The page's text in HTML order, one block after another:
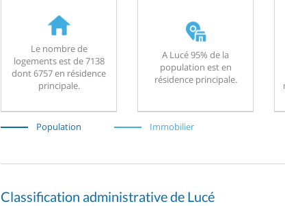
Le nombre de
logements est de 7138
dont 6757 en résidence
principale.
A Lucé 95% de la
population est en
résidence principale.
Population Immobilier
Classification administrative de Lucé